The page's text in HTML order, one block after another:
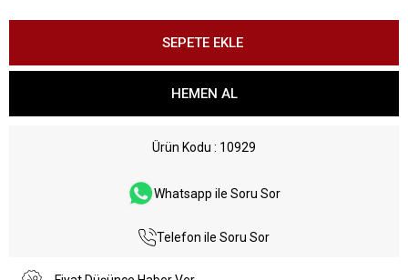
Ürün Kodu 10929
Whatsapp ile Soru Sor
Telefon ile Soru Sor